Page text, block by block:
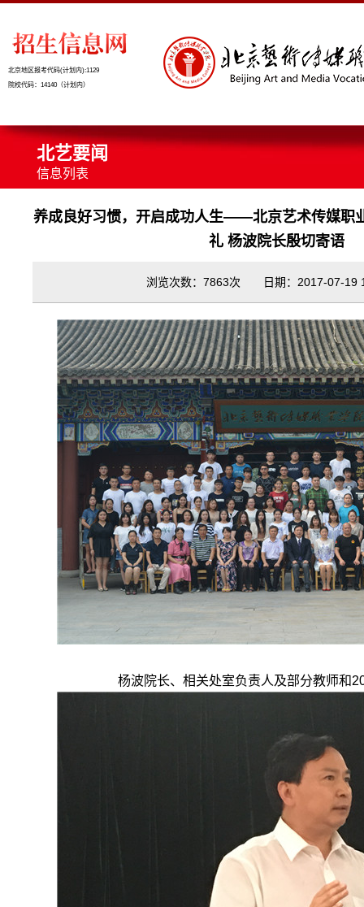
北京地区报考代码(计划内):1129
院校代码：14140（计划内）
北艺要闻
信息列表
养成良好习惯，开启成功人生——北京艺术传媒职
礼 杨波院长殷切寄语
浏览次数：7863次 日期：2017-07-19
杨波院长、相关处室负责人及部分教师和